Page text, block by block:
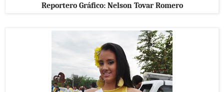
Reportero Gráfico: Nelson Tovar Romero